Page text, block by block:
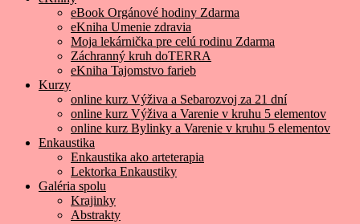
eBook Orgánové hodiny Zdarma
eKniha Umenie zdravia
Moja lekárnička pre celú rodinu Zdarma
Záchranný kruh doTERRA
eKniha Tajomstvo farieb
Kurzy
online kurz Výživa a Sebarozvoj za 21 dní
online kurz Výživa a Varenie v kruhu 5 elementov
online kurz Bylinky a Varenie v kruhu 5 elementov
Enkaustika
Enkaustika ako arteterapia
Lektorka Enkaustiky
Galéria spolu
Krajinky
Abstrakty